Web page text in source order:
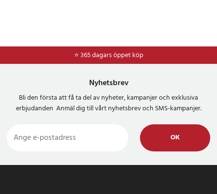
⭐ 365 dagars öppet köp
⭐Frakt 49kr *
Nyhetsbrev
Bli den första att få ta del av nyheter, kampanjer och exklusiva
erbjudanden Anmäl dig till vårt nyhetsbrev och SMS-kampanjer.
OK